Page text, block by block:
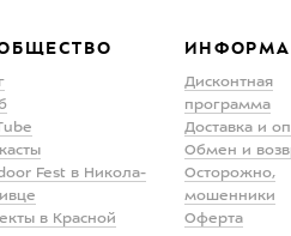
Fest в Никола-
в Красной
Дисконтная
программа
Доставка и
Обмен и
Осторожно,
мошенники
Оферта